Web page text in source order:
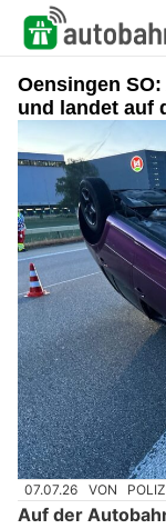
Oensingen
und landet auf
07.07.26 VON
Auf der